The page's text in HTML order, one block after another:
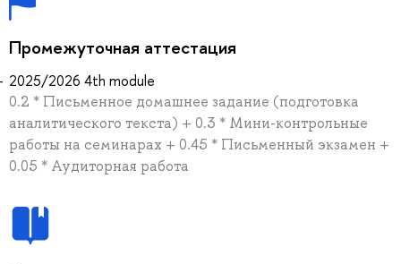
Промежуточная аттестация
2025/2026 4th module
0.2 * Письменное домашнее задание (подготовка
аналитического текста) + 0.3 * Мини-контрольные
работы на семинарах + 0.45 * Письменный экзамен +
0.05 * Аудиторная работа